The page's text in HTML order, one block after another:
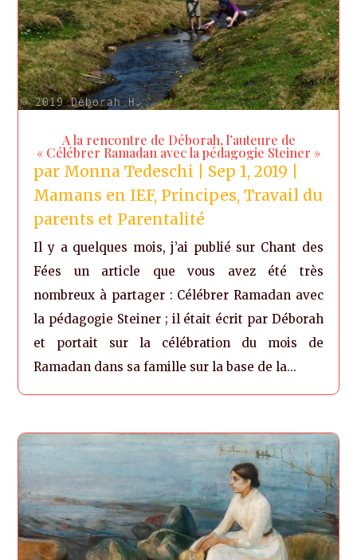
A la rencontre de Déborah, l’auteure de
« Célébrer Ramadan avec la pédagogie Steiner »
par Monna Tedeschi Sep 1, 2019
Mamans en IEF, Principes,Travail du
parents et Parentalité
Il y a quelques mois, j’ai publié sur Chant des
Fées un article que vous avez été très
nombreux à partager : Célébrer Ramadan avec
la pédagogie Steiner ; il était écrit par Déborah
et portait sur la célébration du mois de
Ramadan dans sa famille sur la base de la...